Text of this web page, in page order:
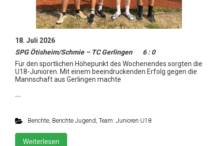
18. Juli 2026
SPG Ötisheim/Schmie – TC Gerlingen 6 : 0
Für den sportlichen Höhepunkt des Wochenendes sorgten die
U18-Junioren. Mit einem beeindruckenden Erfolg gegen die
Mannschaft aus Gerlingen machte
…
Berichte, Berichte Jugend, Team: Junioren U18
Weiterlesen